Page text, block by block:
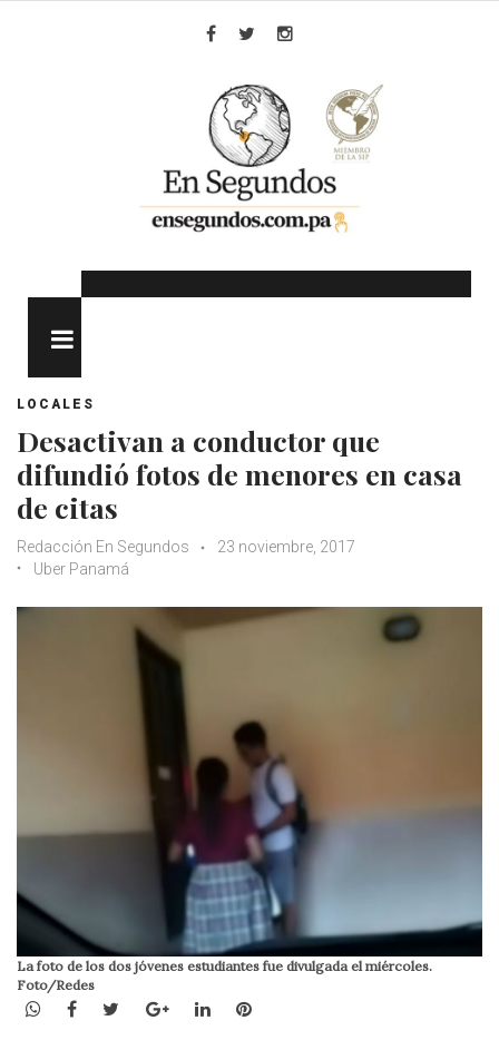
LOCALES
Desactivan a conductor que
difundió fotos de menores en casa
de citas
Redacción En Segundos
23 noviembre, 2017
Uber Panamá
La foto de los dos jóvenes estudiantes fue divulgada el miércoles.
Foto/Redes
WhatsApp
Facebook
TwitterGoogle+LinkedInPinterest